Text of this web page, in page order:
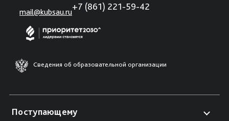
mail@kubsau.ru
+7 (861) 221-59-42
Сведения об образовательной организации
Поступающему